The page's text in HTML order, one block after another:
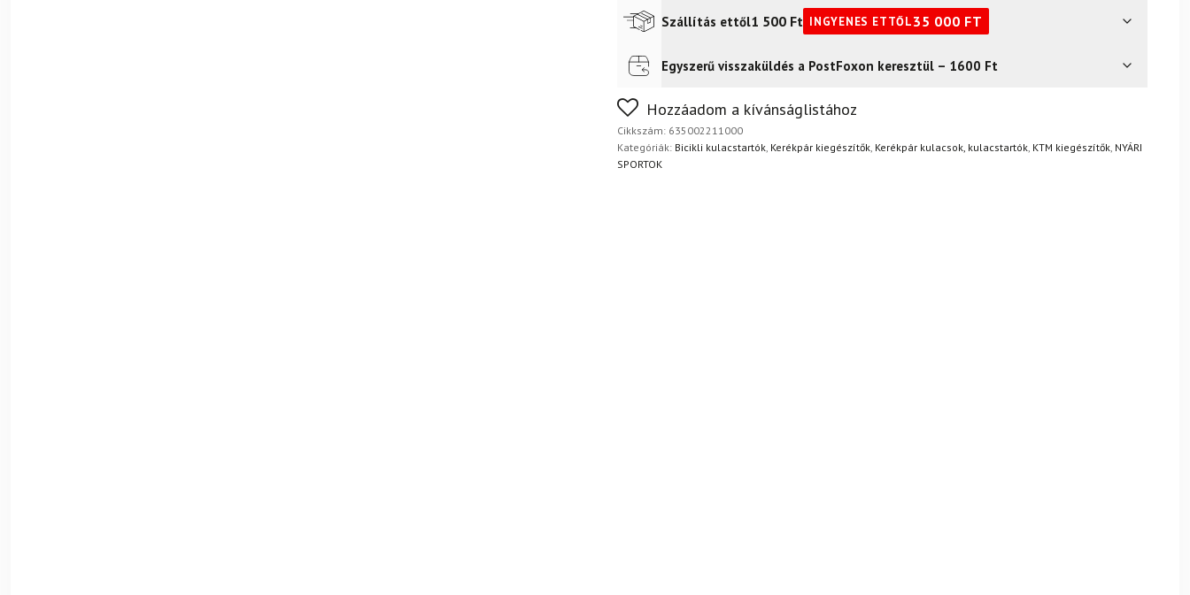
mennyiségSzállítás ettől1 500 Ft INGYENES ETTŐL35 000 FT
Futár a címre2 400Ft
FoxPost 1 500
Egyszerű visszaküldés a PostFoxon keresztül – 1600 Ft
Nem biztos a választásában? Semmi gond – a terméket egyszerűen visszaküldheti 14
napon belül, indoklás nélkül.
Hozzáadom a kívánságlistához
Cikkszám: 635002211000
Kategóriák: Bicikli kulacstartók, Kerékpár kiegészítők, Kerékpár kulacsok, kulacstartók, KTM kiegészítők, NYÁRI
SPORTOK